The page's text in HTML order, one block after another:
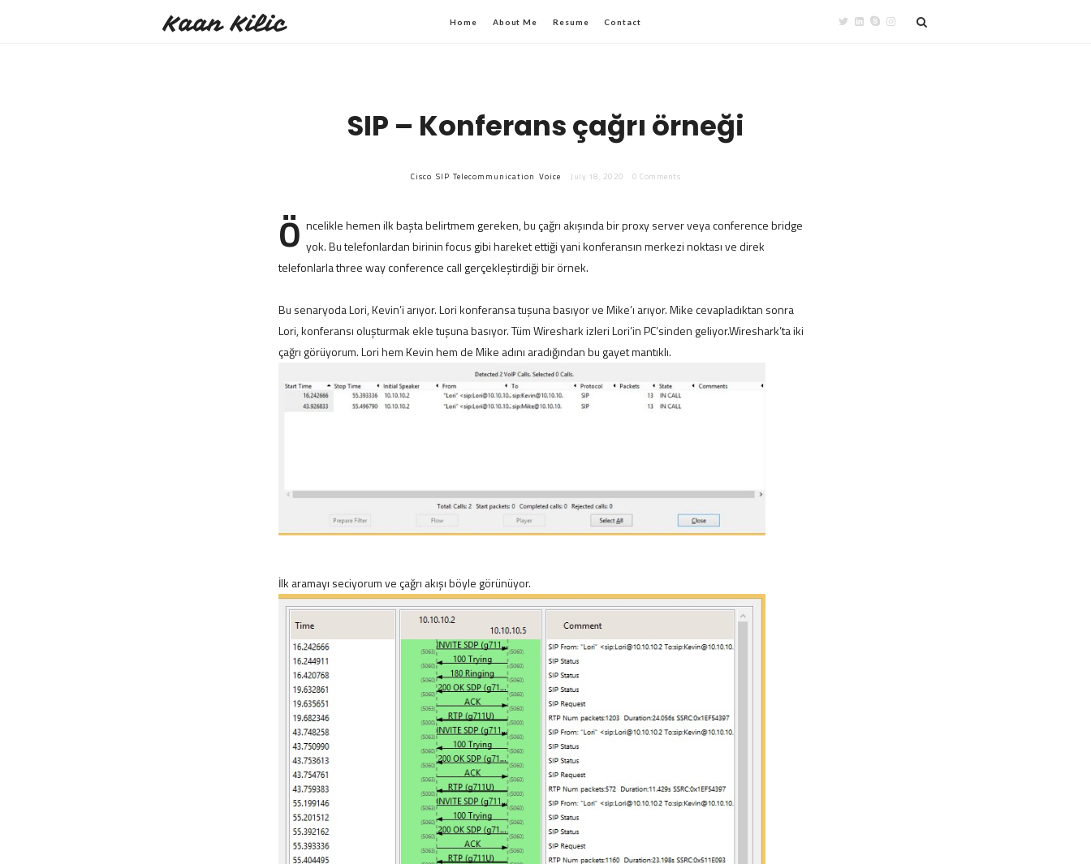
Kaan Kilic Home About Me Resume Contact
SIP – Konferans çağrı örneği
Cisco SIP Telecommunication Voice July 18, 2020 0 Comments
Ö ncelikle hemen ilk başta belirtmem gereken, bu çağrı akışında bir proxy server veya conference bridge
yok. Bu telefonlardan birinin focus gibi hareket ettiği yani konferansın merkezi noktası ve direk
telefonlarla three way conference call gerçekleştirdiği bir örnek.
Bu senaryoda Lori, Kevin’i arıyor. Lori konferansa tuşuna basıyor ve Mike’ı arıyor. Mike cevapladıktan sonra
Lori, konferansı oluşturmak ekle tuşuna basıyor. Tüm Wireshark izleri Lori’in PC’sinden geliyor.Wireshark’ta iki
çağrı görüyorum. Lori hem Kevin hem de Mike adını aradığından bu gayet mantıklı.
İlk aramayı seciyorum ve çağrı akışı böyle görünüyor.